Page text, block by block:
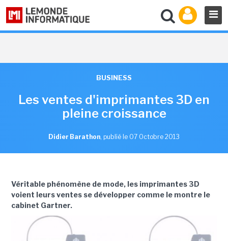
BUSINESS
Les ventes d'imprimantes 3D en
pleine croissance
Didier Barathon, publié le 07 Octobre 2013
Véritable phénomène de mode, les imprimantes 3D
voient leurs ventes se développer comme le montre le
cabinet Gartner.